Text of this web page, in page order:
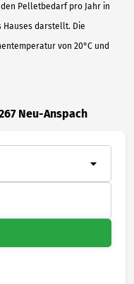
Pelletbedarf pro Jahr in
Hauses darstellt. Die
von 20°C und
Neu-Anspach